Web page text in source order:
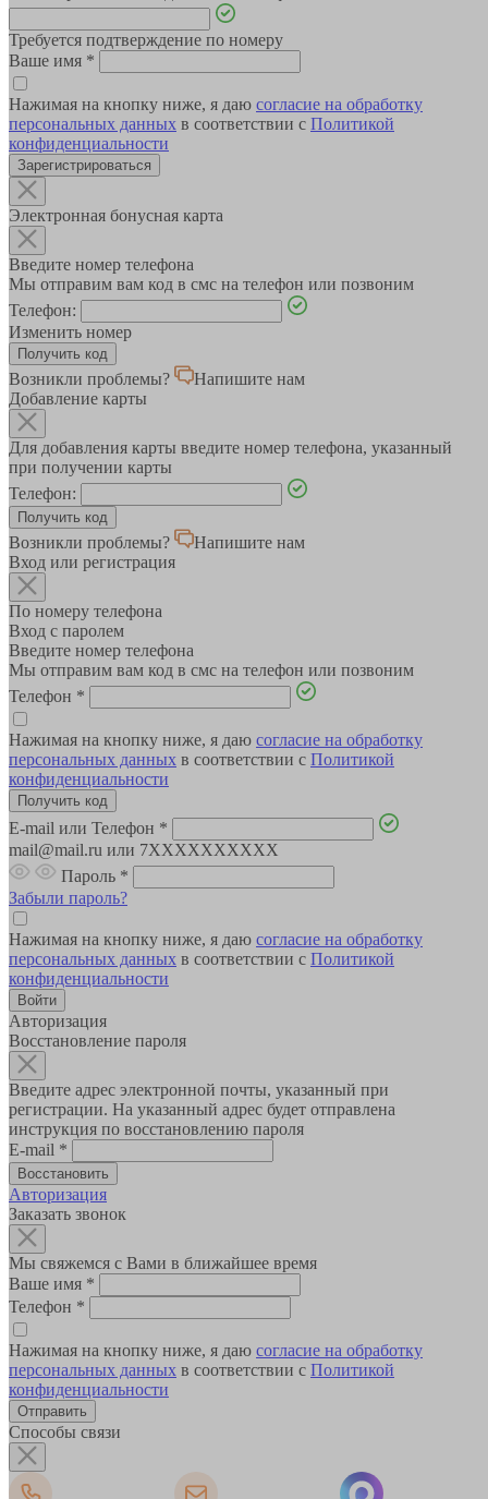
Требуется подтверждение по номеру
Ваше имя *
Нажимая на кнопку ниже, я даю согласие на обработку
персональных данных в соответствии с Политикой
конфиденциальности
Зарегистрироваться
Электронная бонусная карта
Введите номер телефона
Мы отправим вам код в смс на телефон или позвоним
Телефон:
Изменить номер
Возникли проблемы?
Напишите нам
Добавление карты
Для добавления карты введите номер телефона, указанный
при получении карты
Телефон:
Возникли проблемы?
Напишите нам
Вход или регистрация
По номеру телефона
Вход с паролем
Введите номер телефона
Мы отправим вам код в смс на телефон или позвоним
Телефон *
Нажимая на кнопку ниже, я даю согласие на обработку
персональных данных в соответствии с Политикой
конфиденциальности
E-mail или Телефон *
mail@mail.ru или 7XXXXXXXXXX
Пароль *
Забыли пароль?
Нажимая на кнопку ниже, я даю согласие на обработку
персональных данных в соответствии с Политикой
конфиденциальности
Авторизация
Восстановление пароля
Введите адрес электронной почты, указанный при
регистрации. На указанный адрес будет отправлена
инструкция по восстановлению пароля
E-mail *
Авторизация
Заказать звонок
Мы свяжемся с Вами в ближайшее время
Ваше имя *
Телефон *
Нажимая на кнопку ниже, я даю согласие на обработку
персональных данных в соответствии с Политикой
конфиденциальности
Способы связи